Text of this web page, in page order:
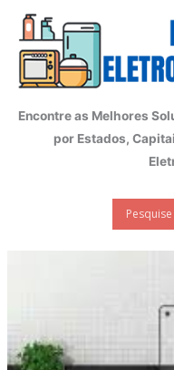
conteúdo
Encontre as Melhores
por Estados,